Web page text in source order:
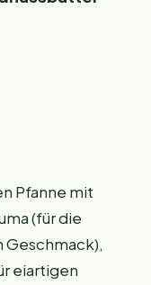
Pfanne mit
(für die
Geschmack),
eiartigen